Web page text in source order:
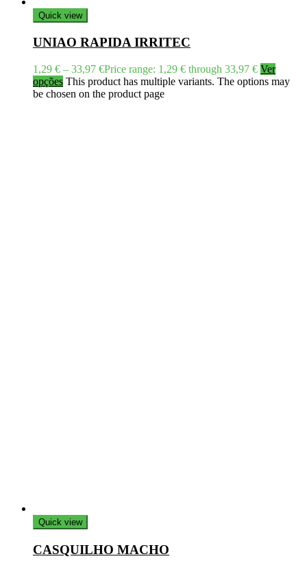
Quick view
UNIAO RAPIDA IRRITEC
1,29 € – 33,97 €Price range: 1,29 € through 33,97 € Ver
opções This product has multiple variants. The options may
be chosen on the product page
Quick view
CASQUILHO MACHO